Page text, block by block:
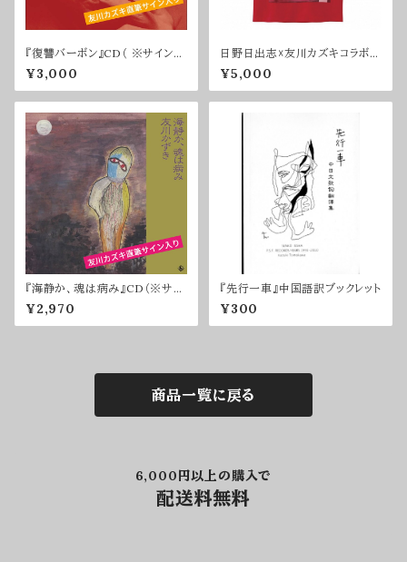
『復讐バーボン』CD（ ※サイン入
り）
¥3,000
日野日出志☓友川カズキコラボT
シャツ（赤）
¥5,000
『海静か、魂は病み』CD（※サイ
ン入りのみ）
¥2,970
『先行一車』中国語訳ブックレット
¥300
商品一覧に戻る
6,000円以上の購入で
配送料無料